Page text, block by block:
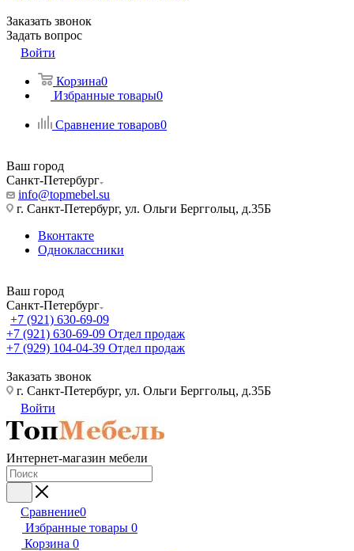
Заказать звонок
Задать вопрос
Войти
Корзина0
Избранные товары0
Сравнение товаров0
Ваш город
Санкт-Петербург
info@topmebel.su
г. Санкт-Петербург, ул. Ольги Берггольц, д.35Б
Вконтакте
Одноклассники
Ваш город
Санкт-Петербург
+7 (921) 630-69-09
+7 (921) 630-69-09 Отдел продаж
+7 (929) 104-04-39 Отдел продаж
Заказать звонок
г. Санкт-Петербург, ул. Ольги Берггольц, д.35Б
Войти
Интернет-магазин мебели
Сравнение0
Избранные товары 0
Корзина 0